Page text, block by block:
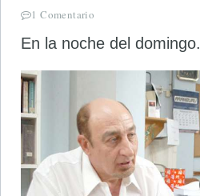
1 Comentario
En la noche del domingo.